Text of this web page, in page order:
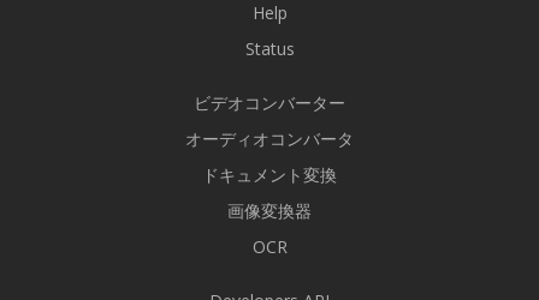
Help
Status
ビデオコンバーター
オーディオコンバータ
ドキュメント変換
画像変換器
OCR